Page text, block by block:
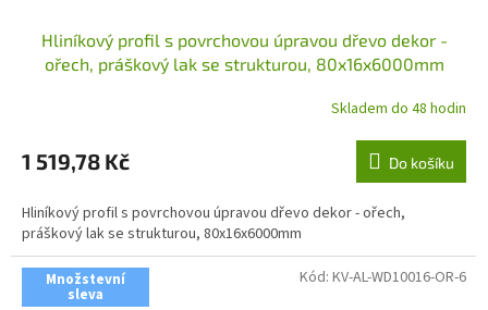
Hliníkový profil s povrchovou úpravou dřevo dekor -
ořech, práškový lak se strukturou, 80x16x6000mm
Skladem do 48 hodin
1 519,78 Kč Do košíku
Hliníkový profil s povrchovou úpravou dřevo dekor - ořech,
práškový lak se strukturou, 80x16x6000mm
Množstevní
sleva
Kód: KV-AL-WD10016-OR-6